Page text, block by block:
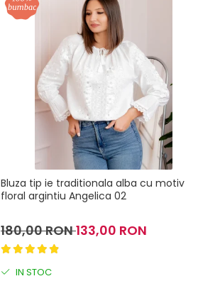
Bluza tip ie traditionala alba cu motiv
floral argintiu Angelica 02
180,00 RON133,00 RON
IN STOC